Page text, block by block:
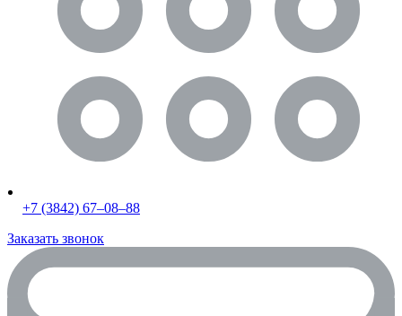
+7 (3842) 67‒08‒88
Заказать звонок